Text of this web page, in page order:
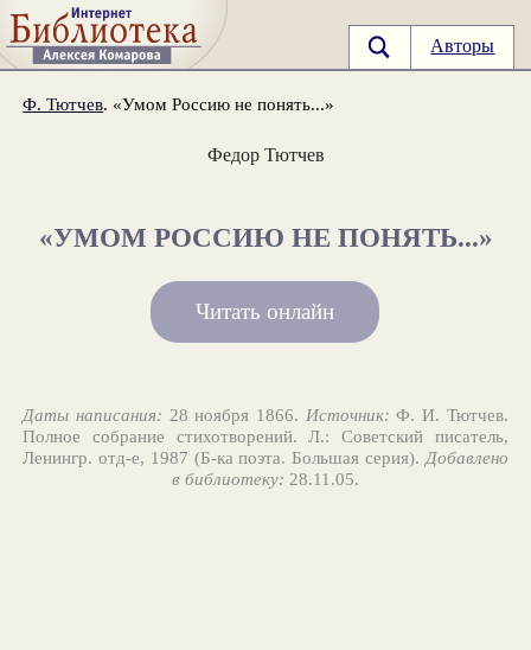
Авторы
Ф. Тютчев. «Умом Россию не понять...»
Федор Тютчев
«УМОМ РОССИЮ НЕ ПОНЯТЬ...»
Читать онлайн
Даты написания: 28 ноября 1866. Источник: Ф. И. Тютчев.
Полное собрание стихотворений. Л.: Советский писатель,
Ленингр. отд-е, 1987 (Б-ка поэта. Большая серия).Добавлено
в библиотеку: 28.11.05.